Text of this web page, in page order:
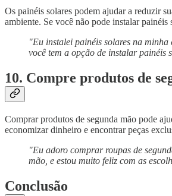
Os painéis solares podem ajudar a reduzir
ambiente. Se você não pode instalar
"Eu instalei painéis solares na
você tem a opção de instalar painéis
10. Compre produtos de
Comprar produtos de segunda mão pode
economizar dinheiro e encontrar peças
"Eu adoro comprar roupas de
mão, e estou muito feliz com as
Conclusão